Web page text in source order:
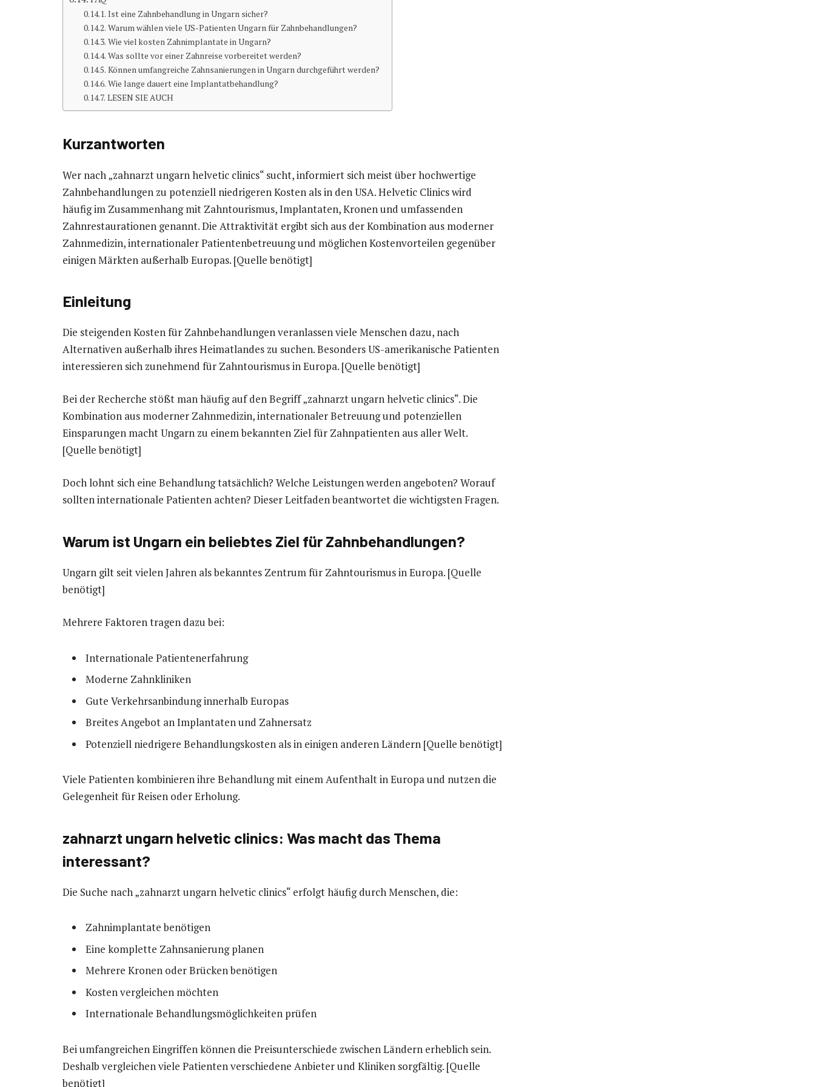
Ist eine Zahnbehandlung in Ungarn sicher?
Warum wählen viele US-Patienten Ungarn für Zahnbehandlungen?
Wie viel kosten Zahnimplantate in Ungarn?
Was sollte vor einer Zahnreise vorbereitet werden?
Können umfangreiche Zahnsanierungen in Ungarn durchgeführt werden?
Wie lange dauert eine Implantatbehandlung?
LESEN SIE AUCH
Kurzantworten
Wer nach „zahnarzt ungarn helvetic clinics“ sucht, informiert sich meist über hochwertige
Zahnbehandlungen zu potenziell niedrigeren Kosten als in den USA. Helvetic Clinics wird
häufig im Zusammenhang mit Zahntourismus, Implantaten, Kronen und umfassenden
Zahnrestaurationen genannt. Die Attraktivität ergibt sich aus der Kombination aus moderner
Zahnmedizin, internationaler Patientenbetreuung und möglichen Kostenvorteilen gegenüber
einigen Märkten außerhalb Europas. [Quelle benötigt]
Einleitung
Die steigenden Kosten für Zahnbehandlungen veranlassen viele Menschen dazu, nach
Alternativen außerhalb ihres Heimatlandes zu suchen. Besonders US-amerikanische Patienten
interessieren sich zunehmend für Zahntourismus in Europa. [Quelle benötigt]
Bei der Recherche stößt man häufig auf den Begriff „zahnarzt ungarn helvetic clinics“. Die
Kombination aus moderner Zahnmedizin, internationaler Betreuung und potenziellen
Einsparungen macht Ungarn zu einem bekannten Ziel für Zahnpatienten aus aller Welt.
[Quelle benötigt]
Doch lohnt sich eine Behandlung tatsächlich? Welche Leistungen werden angeboten? Worauf
sollten internationale Patienten achten? Dieser Leitfaden beantwortet die wichtigsten Fragen.
Warum ist Ungarn ein beliebtes Ziel für Zahnbehandlungen?
Ungarn gilt seit vielen Jahren als bekanntes Zentrum für Zahntourismus in Europa. [Quelle
benötigt]
Mehrere Faktoren tragen dazu bei:
Internationale Patientenerfahrung
Moderne Zahnkliniken
Gute Verkehrsanbindung innerhalb Europas
Breites Angebot an Implantaten und Zahnersatz
Potenziell niedrigere Behandlungskosten als in einigen anderen Ländern [Quelle benötigt]
Viele Patienten kombinieren ihre Behandlung mit einem Aufenthalt in Europa und nutzen die
Gelegenheit für Reisen oder Erholung.
zahnarzt ungarn helvetic clinics: Was macht das Thema
interessant?
Die Suche nach „zahnarzt ungarn helvetic clinics“ erfolgt häufig durch Menschen, die:
Zahnimplantate benötigen
Eine komplette Zahnsanierung planen
Mehrere Kronen oder Brücken benötigen
Kosten vergleichen möchten
Internationale Behandlungsmöglichkeiten prüfen
Bei umfangreichen Eingriffen können die Preisunterschiede zwischen Ländern erheblich sein.
Deshalb vergleichen viele Patienten verschiedene Anbieter und Kliniken sorgfältig. [Quelle
benötigt]